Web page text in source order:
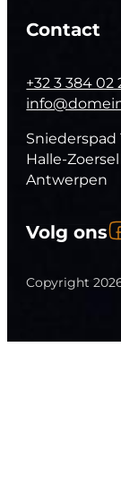
Contact
+32 3 384 02
Sniederspad
Halle-
Antwerpen
Volg ons
Copyright